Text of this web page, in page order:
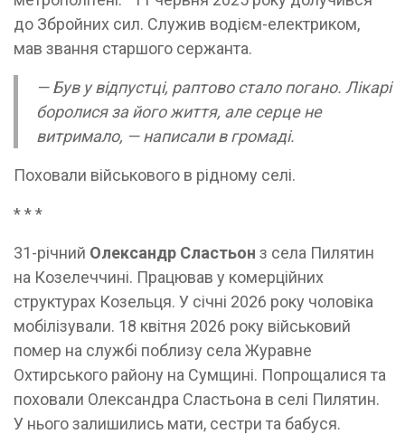
до Збройних сил. Служив водієм-електриком,
мав звання старшого сержанта.
— Був у відпустці, раптово стало погано. Лікарі
боролися за його життя, але серце не
витримало, — написали в громаді.
Поховали військового в рідному селі.
* * *
31-річний Олександр Сластьон з села Пилятин
на Козелеччині. Працював у комерційних
структурах Козельця. У січні 2026 року чоловіка
мобілізували. 18 квітня 2026 року військовий
помер на службі поблизу села Журавне
Охтирського району на Сумщині. Попрощалися та
поховали Олександра Сластьона в селі Пилятин.
У нього залишились мати, сестри та бабуся.